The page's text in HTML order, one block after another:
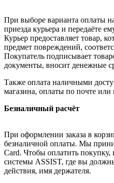
При выборе варианта оплаты
приезда курьера и передаёте
Курьер предоставляет товар,
предмет повреждений,
Покупатель подписывает
документы, вносит денежные
Также оплата наличными
магазина, оплаты по почте или
Безналичный расчёт
При оформлении заказа в
безналичной оплаты. Мы
Card. Чтобы оплатить покупку,
системы ASSIST, где вы
действия, имя держателя.